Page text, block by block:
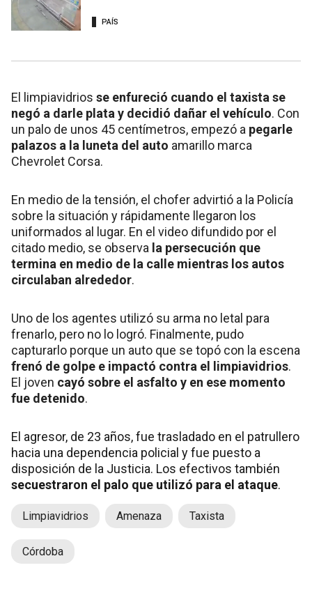
PAÍS
El limpiavidrios se enfureció cuando el taxista se
negó a darle plata y decidió dañar el vehículo. Con
un palo de unos 45 centímetros, empezó a pegarle
palazos a la luneta del auto amarillo marca
Chevrolet Corsa.
En medio de la tensión, el chofer advirtió a la Policía
sobre la situación y rápidamente llegaron los
uniformados al lugar. En el video difundido por el
citado medio, se observa la persecución que
termina en medio de la calle mientras los autos
circulaban alrededor.
Uno de los agentes utilizó su arma no letal para
frenarlo, pero no lo logró. Finalmente, pudo
capturarlo porque un auto que se topó con la escena
frenó de golpe e impactó contra el limpiavidrios.
El joven cayó sobre el asfalto y en ese momento
fue detenido.
El agresor, de 23 años, fue trasladado en el patrullero
hacia una dependencia policial y fue puesto a
disposición de la Justicia. Los efectivos también
secuestraron el palo que utilizó para el ataque.
Limpiavidrios Amenaza Taxista
Córdoba